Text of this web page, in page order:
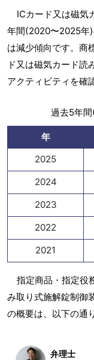
ICカード又は磁気
年間(2020〜2025年
は減少傾向です。商
ド又は磁気カード読
アクティビティを確
過去5年
年
2025
2024
2023
2022
2021
指定商品・指定役
み取り式施解錠制御
の概要は、以下の通
弁理士